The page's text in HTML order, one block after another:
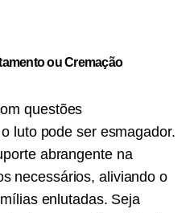
ou Cremação
questões
luto pode ser esmagador.
abrangente na
necessários, aliviando o
enlutadas. Seja